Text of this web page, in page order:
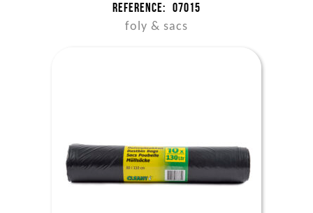
Reference: 07015
foly & sacs